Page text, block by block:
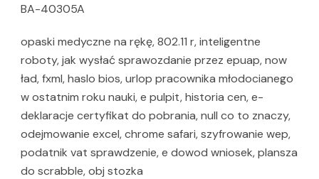
BA-40305A
opaski medyczne na rękę, 802.11 r, inteligentne
roboty, jak wysłać sprawozdanie przez epuap, now
ład, fxml, haslo bios, urlop pracownika młodocianego
w ostatnim roku nauki, e pulpit, historia cen, e-
deklaracje certyfikat do pobrania, null co to znaczy,
odejmowanie excel, chrome safari, szyfrowanie wep,
podatnik vat sprawdzenie, e dowod wniosek, plansza
do scrabble, obj stozka